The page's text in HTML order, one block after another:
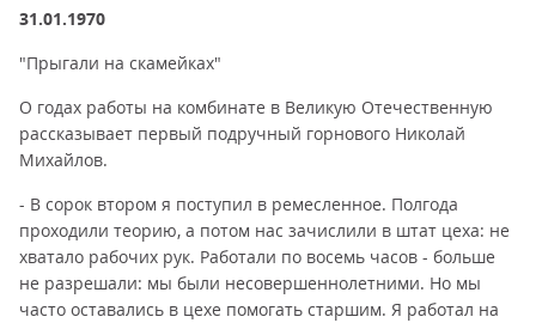
31.01.1970
"Прыгали на скамейках"
О годах работы на комбинате в Великую Отечественную
рассказывает первый подручный горнового Николай
Михайлов.
- В сорок втором я поступил в ремесленное. Полгода
проходили теорию, а потом нас зачислили в штат цеха: не
хватало рабочих рук. Работали по восемь часов - больше
не разрешали: мы были несовершеннолетними. Но мы
часто оставались в цехе помогать старшим. Я работал на